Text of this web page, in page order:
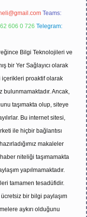
Teams:
606 0 726 Telegram:
Bilgi Teknolojileri ve
bir Yer Sağlayıcı olarak
içerikleri proaktif olarak
bulunmamaktadır. Ancak,
taşımakta olup, siteye
Bu internet sitesi,
ile hiçbir bağlantısı
makaleler
niteliği taşımamakta
yapılmamaktadır.
tamamen tesadüfidir.
bir bilgi paylaşım
aykırı olduğunu